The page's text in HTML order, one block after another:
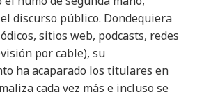
discurso público. Dondequiera
sitios web, podcasts, redes
por cable), su
ha acaparado los titulares en
cada vez más e incluso se